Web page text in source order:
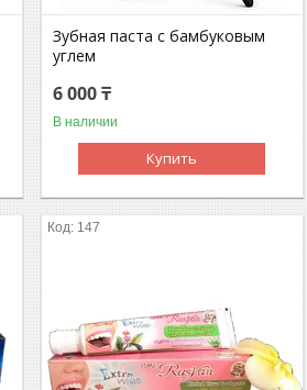
Зубная паста с бамбуковым
углем
6 000 ₸
В наличии
Купить
147